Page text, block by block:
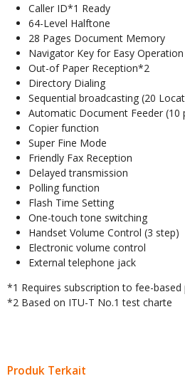
Caller ID*1 Ready
64-Level Halftone
28 Pages Document Memory
Navigator Key for Easy Operation
Out-of Paper Reception*2
Directory Dialing
Sequential broadcasting (20
Automatic Document Feeder (10
Copier function
Super Fine Mode
Friendly Fax Reception
Delayed transmission
Polling function
Flash Time Setting
One-touch tone switching
Handset Volume Control (3 step)
Electronic volume control
External telephone jack
*1 Requires subscription to fee-based
*2 Based on ITU-T No.1 test charte
Produk Terkait